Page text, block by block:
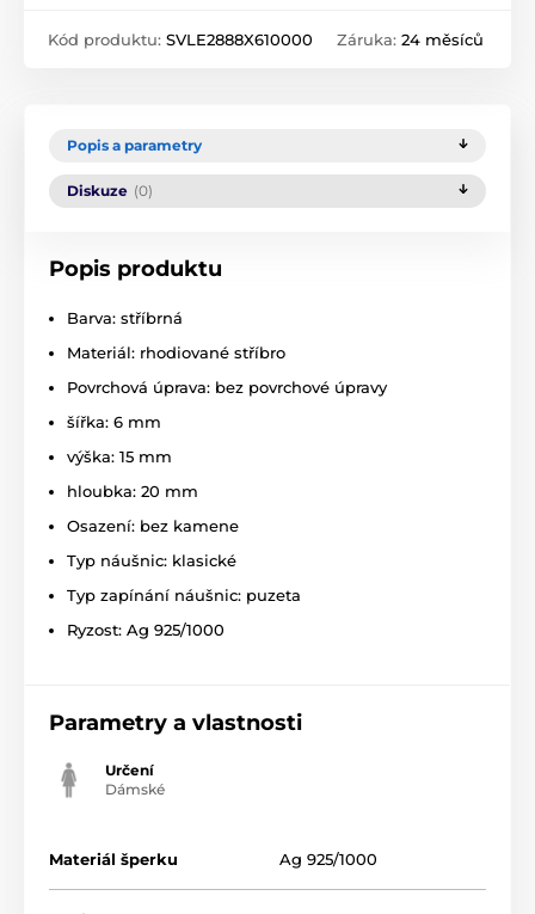
Kód produktu: SVLE2888X610000 Záruka: 24 měsíců
Popis a parametry
Diskuze (0)
Popis produktu
Barva: stříbrná
Materiál: rhodiované stříbro
Povrchová úprava: bez povrchové úpravy
šířka: 6 mm
výška: 15 mm
hloubka: 20 mm
Osazení: bez kamene
Typ náušnic: klasické
Typ zapínání náušnic: puzeta
Ryzost: Ag 925/1000
Parametry a vlastnosti
Určení
Dámské
Materiál šperku Ag 925/1000